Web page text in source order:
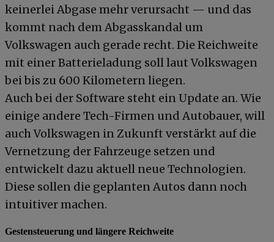
keinerlei Abgase mehr verursacht — und das
kommt nach dem Abgasskandal um
Volkswagen auch gerade recht. Die Reichweite
mit einer Batterieladung soll laut Volkswagen
bei bis zu 600 Kilometern liegen.
Auch bei der Software steht ein Update an. Wie
einige andere Tech-Firmen und Autobauer, will
auch Volkswagen in Zukunft verstärkt auf die
Vernetzung der Fahrzeuge setzen und
entwickelt dazu aktuell neue Technologien.
Diese sollen die geplanten Autos dann noch
intuitiver machen.
Gestensteuerung und längere Reichweite